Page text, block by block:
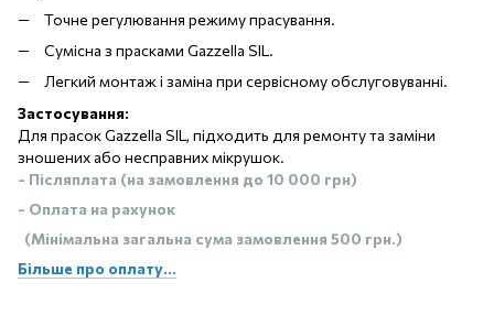
Точне регулювання режиму прасування.
Сумісна з прасками Gazzella SIL.
Легкий монтаж і заміна при сервісному обслуговуванні.
Застосування:
Для прасок Gazzella SIL, підходить для ремонту та заміни
зношених або несправних мікрушок.
- Післяплата (на замовлення до 10 000 грн)
- Оплата на рахунок
(Мінімальна загальна сума замовлення 500 грн.)
Більше про оплату...